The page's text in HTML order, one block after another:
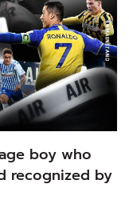
boy who
recognized by